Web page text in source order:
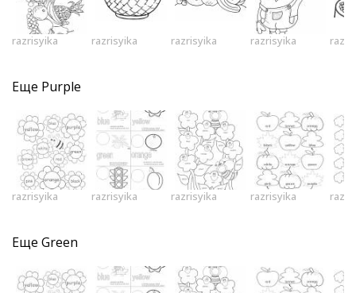
razrisyika razrisyika razrisyika razrisyika
Еще Purple
razrisyika razrisyika razrisyika razrisyika
Еще Green